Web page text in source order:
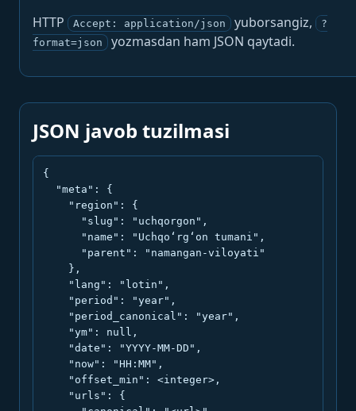
HTTP
Accept: application/json yuborsangiz,
?
format=json
yozmasdan ham JSON qaytadi.
JSON javob tuzilmasi
{
  "meta": {
    "region": {
      "slug": "uchqorgon",
      "name": "Uchqo‘rg‘on tumani",
      "parent": "namangan-viloyati"
    },
    "lang": "lotin",
    "period": "year",
    "period_canonical": "year",
    "ym": null,
    "date": "YYYY-MM-DD",
    "now": "HH:MM",
    "offset_min": <integer>,
    "urls": {